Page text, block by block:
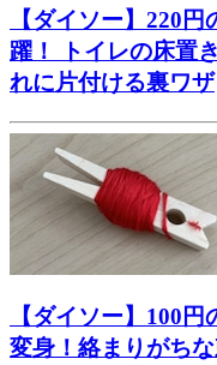
【ダイソー】220
躍！ トイレの床置
れに片付ける裏ワザ
【ダイソー】100
変身！絡まりがち